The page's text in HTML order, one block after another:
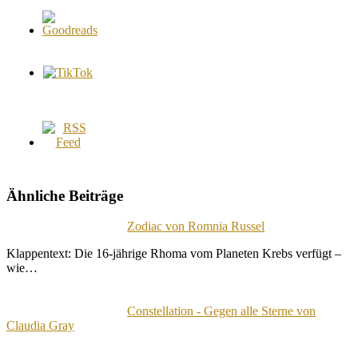
Ähnliche Beiträge
Zodiac von Romnia Russel
Klappentext: Die 16-jährige Rhoma vom Planeten Krebs verfügt –
wie…
Constellation - Gegen alle Sterne von
Claudia Gray